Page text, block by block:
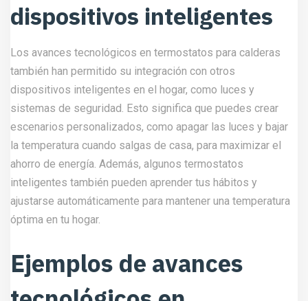
dispositivos inteligentes
Los avances tecnológicos en termostatos para calderas
también han permitido su integración con otros
dispositivos inteligentes en el hogar, como luces y
sistemas de seguridad. Esto significa que puedes crear
escenarios personalizados, como apagar las luces y bajar
la temperatura cuando salgas de casa, para maximizar el
ahorro de energía. Además, algunos termostatos
inteligentes también pueden aprender tus hábitos y
ajustarse automáticamente para mantener una temperatura
óptima en tu hogar.
Ejemplos de avances